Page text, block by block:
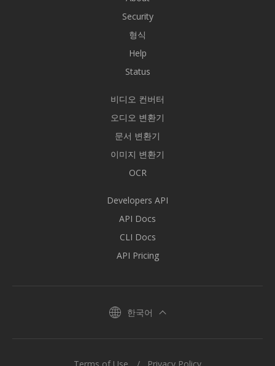
Security
형식
Help
Status
비디오 컨버터
오디오 변환기
문서 변환기
이미지 변환기
OCR
Developers API
API Docs
CLI Docs
API Pricing
한국어